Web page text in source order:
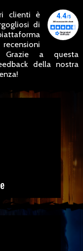
clienti è
di
Grazie a questa
della nostra